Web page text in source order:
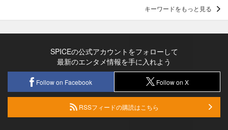
キーワードをもっと見る
SPICEの公式アカウントをフォローして
最新のエンタメ情報を手に入れよう
Follow on Facebook Follow on X
RSSフィードの購読はこちら